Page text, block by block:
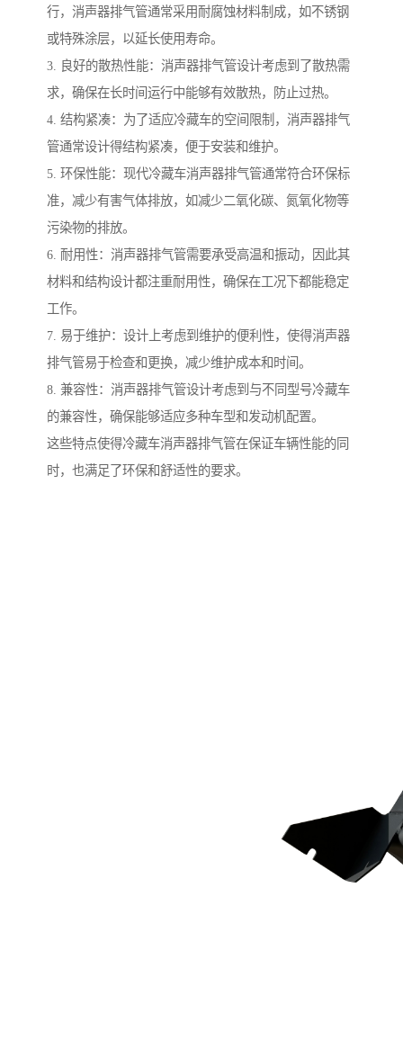
行，消声器排气管通常采用耐腐蚀材料制成，如不锈钢
或特殊涂层，以延长使用寿命。
3. 良好的散热性能：消声器排气管设计考虑到了散热需
求，确保在长时间运行中能够有效散热，防止过热。
4. 结构紧凑：为了适应冷藏车的空间限制，消声器排气
管通常设计得结构紧凑，便于安装和维护。
5. 环保性能：现代冷藏车消声器排气管通常符合环保标
准，减少有害气体排放，如减少二氧化碳、氮氧化物等
污染物的排放。
6. 耐用性：消声器排气管需要承受高温和振动，因此其
材料和结构设计都注重耐用性，确保在工况下都能稳定
工作。
7. 易于维护：设计上考虑到维护的便利性，使得消声器
排气管易于检查和更换，减少维护成本和时间。
8. 兼容性：消声器排气管设计考虑到与不同型号冷藏车
的兼容性，确保能够适应多种车型和发动机配置。
这些特点使得冷藏车消声器排气管在保证车辆性能的同
时，也满足了环保和舒适性的要求。